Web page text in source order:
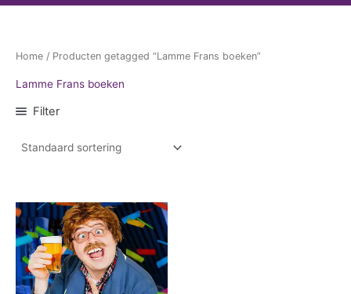
Home / Producten getagged “Lamme Frans boeken”
Lamme Frans boeken
Filter